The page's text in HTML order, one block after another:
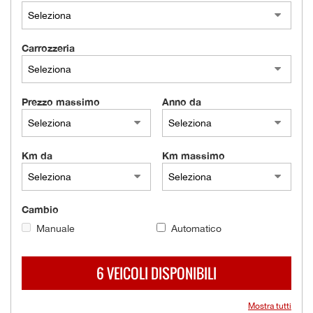
AZIENDA
NEWS
AREA COMMERCIANTI
Carrozzeria
Prezzo massimo Anno da
Km da Km massimo
Cambio
Manuale Automatico
6 VEICOLI DISPONIBILI
Mostra tutti
tracciamento
che
adottiamo
per
di
seguito
ottenere
maggiori
sull'utilità